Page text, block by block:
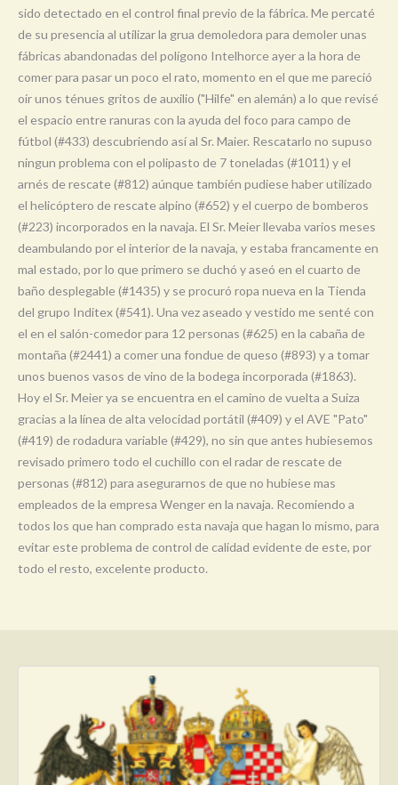
sido detectado en el control final previo de la fábrica. Me percaté
de su presencia al utilizar la grua demoledora para demoler unas
fábricas abandonadas del polígono Intelhorce ayer a la hora de
comer para pasar un poco el rato, momento en el que me pareció
oír unos ténues gritos de auxilio ("Hilfe" en alemán) a lo que revisé
el espacio entre ranuras con la ayuda del foco para campo de
fútbol (#433) descubriendo así al Sr. Maier. Rescatarlo no supuso
ningun problema con el polipasto de 7 toneladas (#1011) y el
arnés de rescate (#812) aúnque también pudiese haber utilizado
el helicóptero de rescate alpino (#652) y el cuerpo de bomberos
(#223) incorporados en la navaja. El Sr. Meier llevaba varios meses
deambulando por el interior de la navaja, y estaba francamente en
mal estado, por lo que primero se duchó y aseó en el cuarto de
baño desplegable (#1435) y se procuró ropa nueva en la Tienda
del grupo Inditex (#541). Una vez aseado y vestido me senté con
el en el salón-comedor para 12 personas (#625) en la cabaña de
montaña (#2441) a comer una fondue de queso (#893) y a tomar
unos buenos vasos de vino de la bodega incorporada (#1863).
Hoy el Sr. Meier ya se encuentra en el camino de vuelta a Suiza
gracias a la línea de alta velocidad portátil (#409) y el AVE "Pato"
(#419) de rodadura variable (#429), no sin que antes hubiesemos
revisado primero todo el cuchillo con el radar de rescate de
personas (#812) para asegurarnos de que no hubiese mas
empleados de la empresa Wenger en la navaja. Recomiendo a
todos los que han comprado esta navaja que hagan lo mismo, para
evitar este problema de control de calidad evidente de este, por
todo el resto, excelente producto.